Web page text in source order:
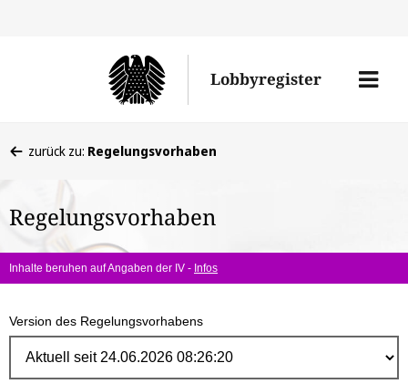
Lobbyregister
Menü
befinden
hier:
zurück zu: Regelungsvorhaben
Regelungsvorhaben
Inhalte beruhen auf Angaben der IV - Infos
Version des Regelungsvorhabens